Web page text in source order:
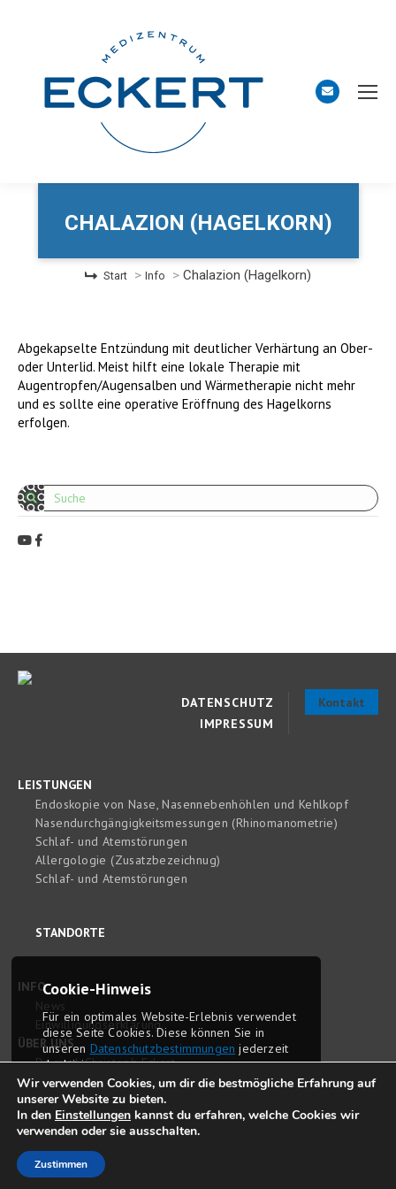
CHALAZION (HAGELKORN)
Sie befinden sich hier:
Start Info Chalazion (Hagelkorn)
Abgekapselte Entzündung mit deutlicher Verhärtung an Ober-
oder Unterlid. Meist hilft eine lokale Therapie mit
Augentropfen/Augensalben und Wärmetherapie nicht mehr
und es sollte eine operative Eröffnung des Hagelkorns
erfolgen.
Search:
DATENSCHUTZ
IMPRESSUM
Kontakt
LEISTUNGEN
Endoskopie von Nase, Nasennebenhöhlen und Kehlkopf
Nasendurchgängigkeitsmessungen (Rhinomanometrie)
Schlaf- und Atemstörungen
Allergologie (Zusatzbezeichnug)
Schlaf- und Atemstörungen
STANDORTE
INFO
News
Einwilligungserklärung
ÜBER UNS
Dr. med. Christoph Eckert
Dr. med. Sophie Eckert
Delyana Tomova-Berlin
Philosophie und Anspruch
Stellenangebote
Wir verwenden Cookies, um dir die bestmögliche Erfahrung auf
unserer Website zu bieten.
In den Einstellungen kannst du erfahren, welche Cookies wir
verwenden oder sie ausschalten.
Zustimmen
Cookie-Hinweis
Für ein optimales Website-Erlebnis ver­wendet
diese Seite Cookies. Diese können Sie in
unseren Daten­schutz­bestim­mungen jederzeit
deaktivieren.
OK